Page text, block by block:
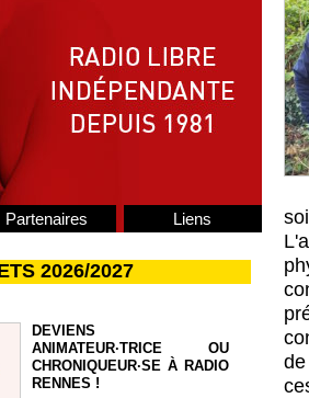
Partenaires Liens
2026/2027
DEVIENS
ANIMATEUR·TRICE OU
CHRONIQUEUR·SE À RADIO
RENNES !